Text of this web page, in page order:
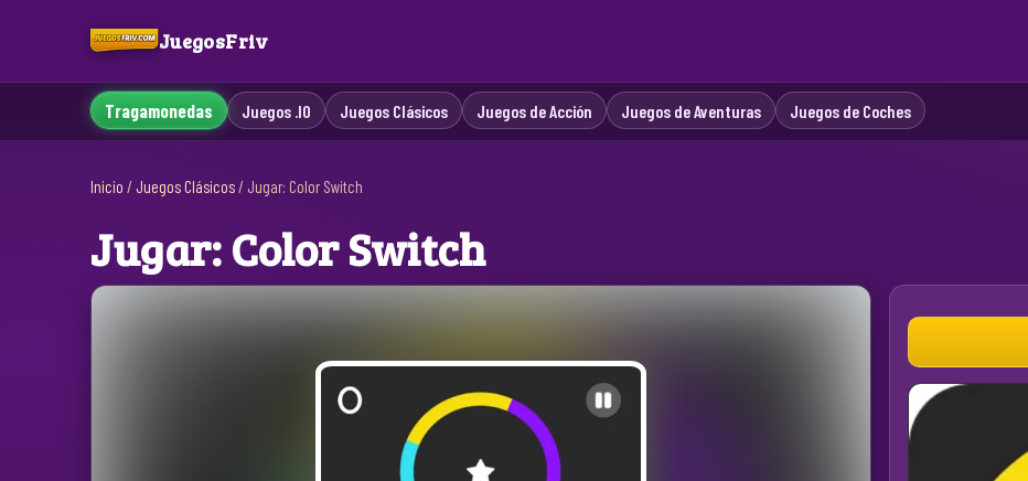
JuegosFriv
Tragamonedas Juegos .IO Juegos Clásicos Juegos de Acción Juegos de Aventuras Juegos de Coches
Inicio / Juegos Clásicos/ Jugar: Color Switch
Jugar: Color Switch